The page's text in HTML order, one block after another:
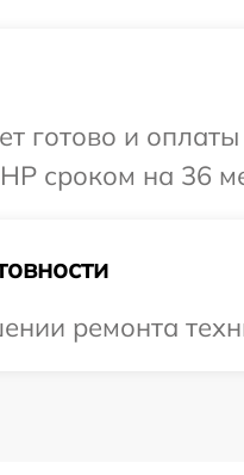
готово и
сроком на 36
ремонта